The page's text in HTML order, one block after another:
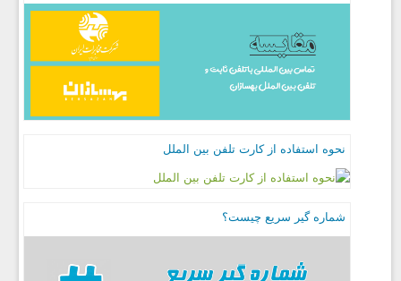
نحوه استفاده از کارت تلفن بین الملل
شماره گیر سریع چیست؟